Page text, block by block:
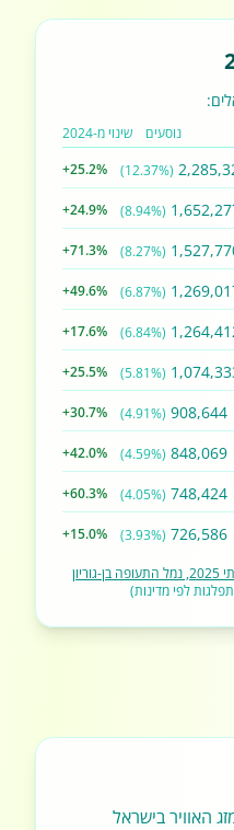
נוסעים שינוי מ-2024
(12.37%)
+25.2%
(8.94%)
+24.9%
(8.27%)
+71.3%
(6.87%)
+49.6%
(6.84%)
+17.6%
(5.81%)
+25.5%
908,644
(4.91%)
+30.7%
848,069
(4.59%)
+42.0%
748,424
(4.05%)
+60.3%
726,586
(3.93%)
+15.0%
לפי מדינות)
האוויר בישראל